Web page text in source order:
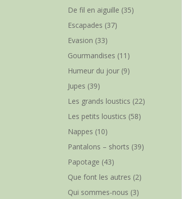
De fil en aiguille (35)
Escapades (37)
Evasion (33)
Gourmandises (11)
Humeur du jour (9)
Jupes (39)
Les grands loustics (22)
Les petits loustics (58)
Nappes (10)
Pantalons – shorts (39)
Papotage (43)
Que font les autres (2)
Qui sommes-nous (3)